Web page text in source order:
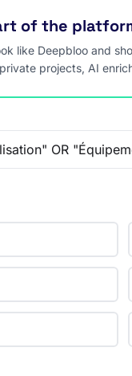
of the
like Deepbloo and
projects, AI